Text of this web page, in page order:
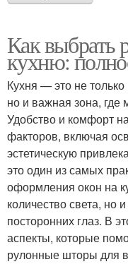
Как выбрать
кухню:
Кухня — это не
но и важная зона,
Удобство и комфорт
факторов, включая
эстетическую
это один из самых
оформления окон на
количество света, но
посторонних глаз. В
аспекты, которые
рулонные шторы для